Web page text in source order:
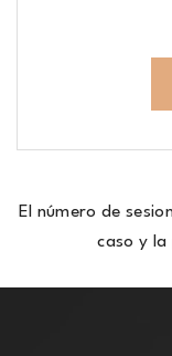
El número de
caso y la